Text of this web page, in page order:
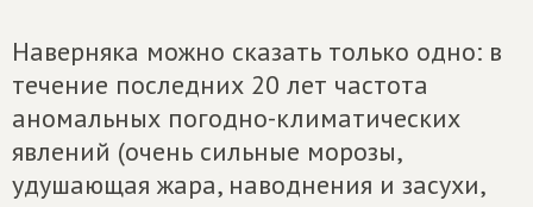
Наверняка можно сказать только одно: в
течение последних 20 лет частота
аномальных погодно-климатических
явлений (очень сильные морозы,
удушающая жара, наводнения и засухи,